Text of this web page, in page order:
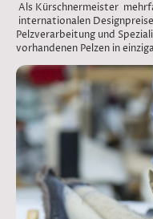
Als Kürschnermeister
internationalen
Pelzverarbeitung und
vorhandenen Pelzen in